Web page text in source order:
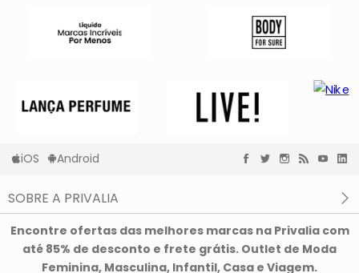
iOS Android
SOBRE A PRIVALIA
Privacidade e Cookies
Condições de uso
Encontre ofertas das melhores marcas na Privalia com
até 85% de desconto e frete grátis. Outlet de Moda
Feminina, Masculina, Infantil, Casa e Viagem.